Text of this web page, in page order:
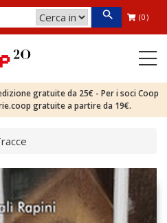
(0)
gratuite da 25€ - Per i soci Coop
gratuite a partire da 19€.